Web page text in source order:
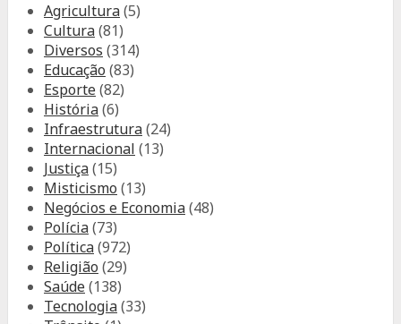
Agricultura(5)
Cultura(81)
Diversos (314)
Educação (83)
Esporte(82)
História(6)
Infraestrutura(24)
Internacional (13)
Justiça(15)
Misticismo (13)
Negócios e Economia(48)
Polícia(73)
Política(972)
Religião (29)
Saúde(138)
Tecnologia(33)